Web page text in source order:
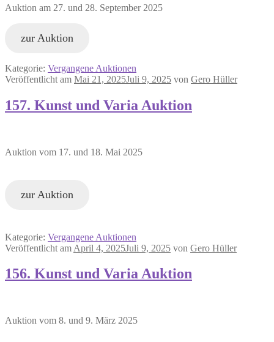
Auktion am 27. und 28. September 2025
zur Auktion
Kategorie: Vergangene Auktionen
Veröffentlicht am Mai 21, 2025Juli 9, 2025 von Gero Hüller
157. Kunst und Varia Auktion
Auktion vom 17. und 18. Mai 2025
zur Auktion
Kategorie: Vergangene Auktionen
Veröffentlicht am April 4, 2025Juli 9, 2025 von Gero Hüller
156. Kunst und Varia Auktion
Auktion vom 8. und 9. März 2025